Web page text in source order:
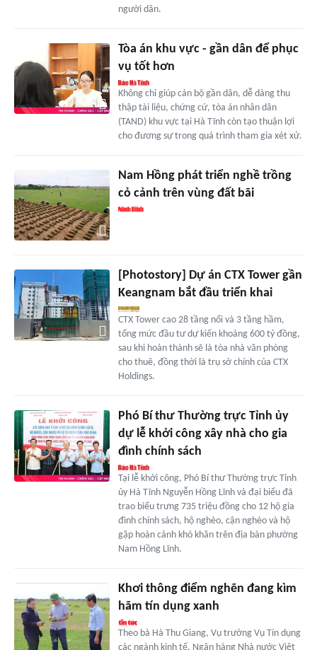
người dân.
Tòa án khu vực - gần dân để phục
vụ tốt hơn
Không chỉ giúp cán bộ gần dân, dễ dàng thu
thập tài liệu, chứng cứ, tòa án nhân dân
(TAND) khu vực tại Hà Tĩnh còn tạo thuận lợi
cho đương sự trong quá trình tham gia xét xử.
Nam Hồng phát triển nghề trồng
cỏ cảnh trên vùng đất bãi
[Photostory] Dự án CTX Tower gần
Keangnam bắt đầu triển khai
CTX Tower cao 28 tầng nổi và 3 tầng hầm,
tổng mức đầu tư dự kiến khoảng 600 tỷ đồng,
sau khi hoàn thành sẽ là tòa nhà văn phòng
cho thuê, đồng thời là trụ sở chính của CTX
Holdings.
Phó Bí thư Thường trực Tỉnh ủy
dự lễ khởi công xây nhà cho gia
đình chính sách
Tại lễ khởi công, Phó Bí thư Thường trực Tỉnh
ủy Hà Tĩnh Nguyễn Hồng Lĩnh và đại biểu đã
trao biểu trưng 735 triệu đồng cho 12 hộ gia
đình chính sách, hộ nghèo, cận nghèo và hộ
gặp hoàn cảnh khó khăn trên địa bàn phường
Nam Hồng Lĩnh.
Khơi thông điểm nghẽn đang kìm
hãm tín dụng xanh
Theo bà Hà Thu Giang, Vụ trưởng Vụ Tín dụng
các ngành kinh tế, Ngân hàng Nhà nước Việt